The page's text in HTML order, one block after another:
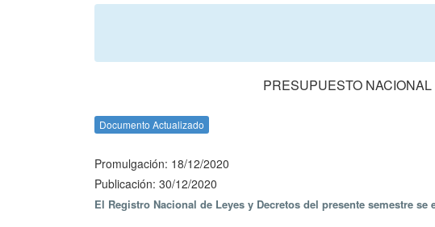
PRESUPUESTO
Documento Actualizado
Promulgación: 18/12/2020
Publicación: 30/12/2020
El Registro Nacional de Leyes y Decretos del presente semestre